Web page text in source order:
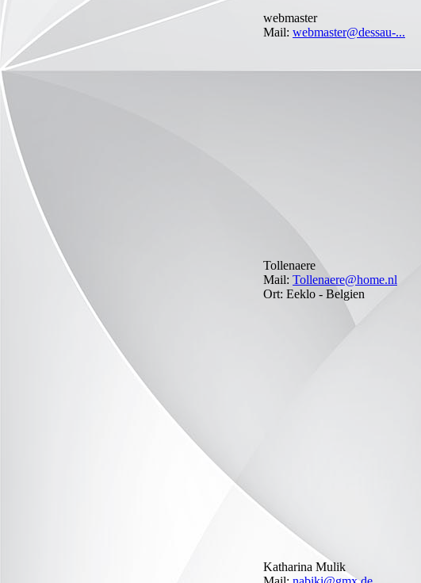
webmaster
Mail: webmaster@dessau-...
Tollenaere
Mail: Tollenaere@home.nl
Ort: Eeklo - Belgien
Katharina Mulik